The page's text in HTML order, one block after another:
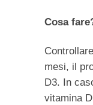
Cosa
mesi, il
D3. In
vitamina